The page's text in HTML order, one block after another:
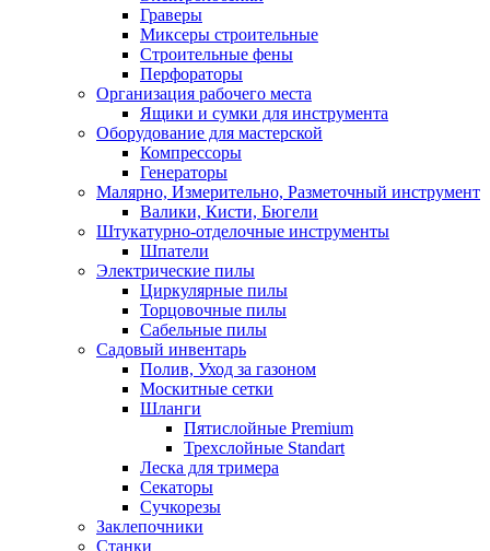
Граверы
Миксеры строительные
Строительные фены
Перфораторы
Организация рабочего места
Ящики и сумки для инструмента
Оборудование для мастерской
Компрессоры
Генераторы
Малярно, Измерительно, Разметочный инструмент
Валики, Кисти, Бюгели
Штукатурно-отделочные инструменты
Шпатели
Электрические пилы
Циркулярные пилы
Торцовочные пилы
Сабельные пилы
Садовый инвентарь
Полив, Уход за газоном
Москитные сетки
Шланги
Пятислойные Premium
Трехслойные Standart
Леска для тримера
Секаторы
Сучкорезы
Заклепочники
Станки